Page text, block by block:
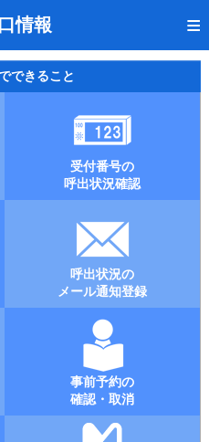
情報
できること
受付番号の
呼出状況確認
呼出状況の
メール通知登録
事前予約の
確認・取消